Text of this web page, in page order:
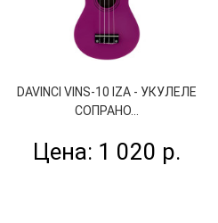
DAVINCI VINS-10 IZA - УКУЛЕЛЕ
СОПРАНО...
Цена: 1 020 р.